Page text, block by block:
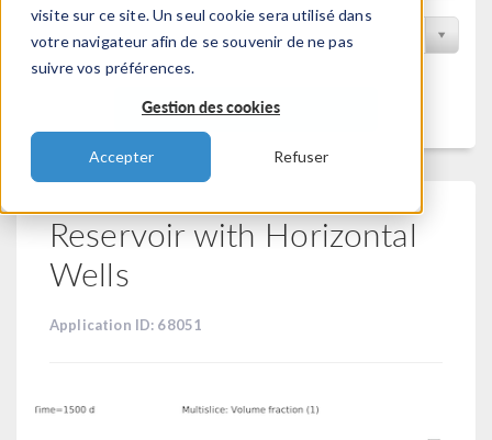
visite sur ce site. Un seul cookie sera utilisé dans
votre navigateur afin de se souvenir de ne pas
suivre vos préférences.
Gestion des cookies
Accepter Refuser
Filtrer par produit
Filtrer
Reservoir with Horizontal
Wells
Application ID: 68051